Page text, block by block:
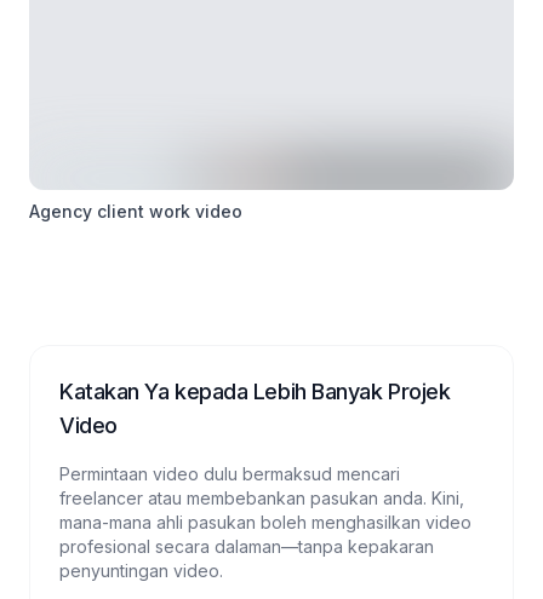
Agency client work video
Katakan Ya kepada Lebih Banyak Projek
Video
Permintaan video dulu bermaksud mencari
freelancer atau membebankan pasukan anda. Kini,
mana-mana ahli pasukan boleh menghasilkan video
profesional secara dalaman—tanpa kepakaran
penyuntingan video.